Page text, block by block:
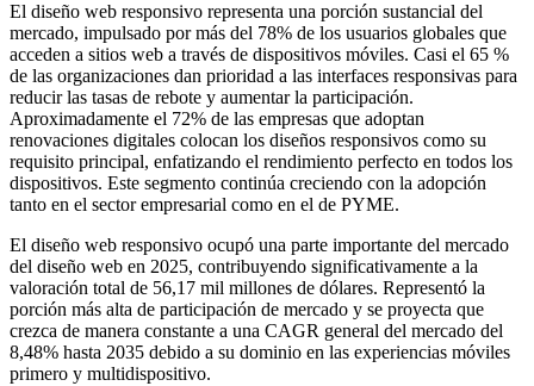
El diseño web responsivo representa una porción sustancial del
mercado, impulsado por más del 78% de los usuarios globales que
acceden a sitios web a través de dispositivos móviles. Casi el 65 %
de las organizaciones dan prioridad a las interfaces responsivas para
reducir las tasas de rebote y aumentar la participación.
Aproximadamente el 72% de las empresas que adoptan
renovaciones digitales colocan los diseños responsivos como su
requisito principal, enfatizando el rendimiento perfecto en todos los
dispositivos. Este segmento continúa creciendo con la adopción
tanto en el sector empresarial como en el de PYME.
El diseño web responsivo ocupó una parte importante del mercado
del diseño web en 2025, contribuyendo significativamente a la
valoración total de 56,17 mil millones de dólares. Representó la
porción más alta de participación de mercado y se proyecta que
crezca de manera constante a una CAGR general del mercado del
8,48% hasta 2035 debido a su dominio en las experiencias móviles
primero y multidispositivo.